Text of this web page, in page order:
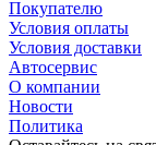
Покупателю
Условия оплаты
Условия доставки
Автосервис
О компании
Новости
Политика